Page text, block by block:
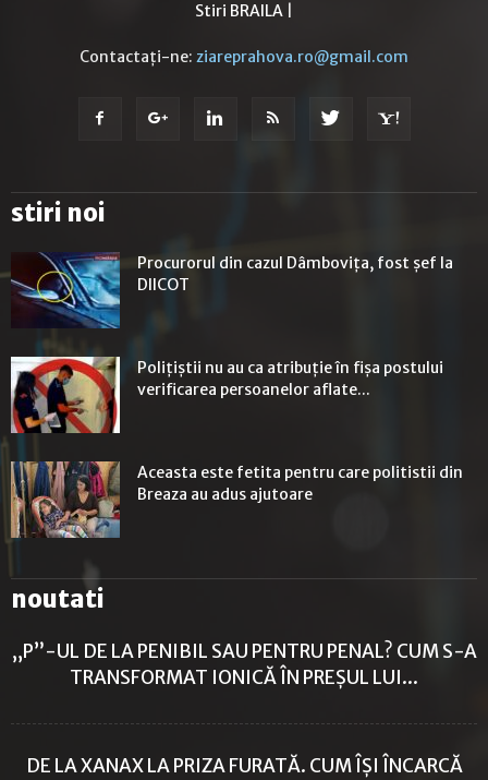
Stiri BRAILA
Contactați-ne: ziareprahova.ro@gmail.com
stiri noi
Procurorul din cazul Dâmbovița, fost șef la
DIICOT
Polițiștii nu au ca atribuție în fișa postului
verificarea persoanelor aflate...
Aceasta este fetita pentru care politistii din
Breaza au adus ajutoare
noutati
„P”-UL DE LA PENIBIL SAU PENTRU PENAL? CUM S-A
TRANSFORMAT IONICĂ ÎN PREȘUL LUI...
DE LA XANAX LA PRIZA FURATĂ. CUM ÎȘI ÎNCARCĂ